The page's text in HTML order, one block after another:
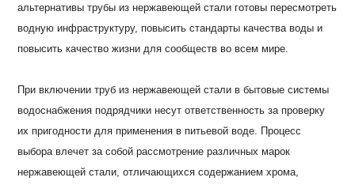
альтернативы трубы из нержавеющей стали готовы пересмотреть
водную инфраструктуру, повысить стандарты качества воды и
повысить качество жизни для сообществ во всем мире.
При включении труб из нержавеющей стали в бытовые системы
водоснабжения подрядчики несут ответственность за проверку
их пригодности для применения в питьевой воде. Процесс
выбора влечет за собой рассмотрение различных марок
нержавеющей стали, отличающихся содержанием хрома,